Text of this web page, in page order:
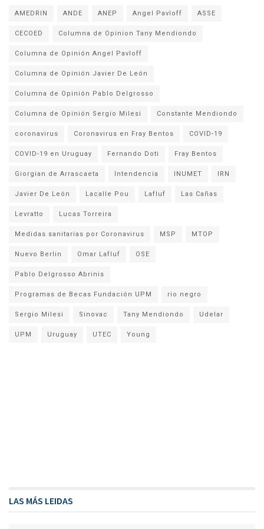
AMEDRIN ANDE ANEP Angel Pavloff ASSE
CECOED Columna de Opinion Tany Mendiondo
Columna de Opinión Angel Pavloff
Columna de Opinión Javier De León
Columna de Opinión Pablo Delgrosso
Columna de Opinión Sergio Milesi Constante Mendiondo
coronavirus Coronavirus en Fray Bentos COVID-19
COVID-19 en Uruguay Fernando Doti Fray Bentos
Giorgian de Arrascaeta Intendencia INUMET IRN
Javier De León Lacalle Pou Lafluf Las Cañas
Levratto Lucas Torreira
Medidas sanitarias por Coronavirus MSP MTOP
Nuevo Berlin Omar Lafluf OSE
Pablo Delgrosso Abrinis
Programas de Becas Fundación UPM rio negro
Sergio Milesi Sinovac Tany Mendiondo Udelar
UPM Uruguay UTEC Young
LAS MÁS LEIDAS